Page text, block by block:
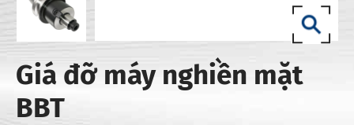
Giá đỡ máy nghiền mặt
BBT